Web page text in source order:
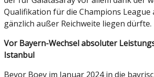
Qualifikation für die Champions League
gänzlich außer Reichweite liegen dürfte.
Vor Bayern-Wechsel absoluter
Istanbul
Bevor Boey im Januar 2024 in die